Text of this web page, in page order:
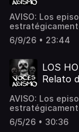
AVISO: Los
este proyecto
Espero
¿Tienes una
6/9/26 • 23:44
LOS
Relato
AVISO: Los
este proyecto
noche,
6/5/26 • 30:36